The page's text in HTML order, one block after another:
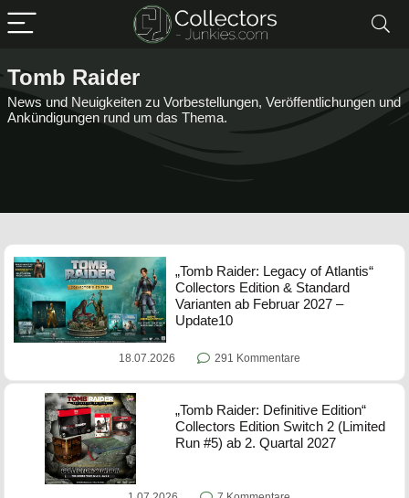
Tomb Raider
News und Neuigkeiten zu Vorbestellungen, Veröffentlichungen und
Ankündigungen rund um das Thema.
„Tomb Raider: Legacy of Atlantis“
Collectors Edition & Standard
Varianten ab Februar 2027 –
Update10
18.07.2026 291 Kommentare
„Tomb Raider: Definitive Edition“
Collectors Edition Switch 2 (Limited
Run #5) ab 2. Quartal 2027